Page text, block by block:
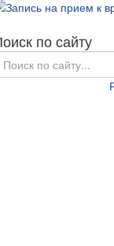
по сайту